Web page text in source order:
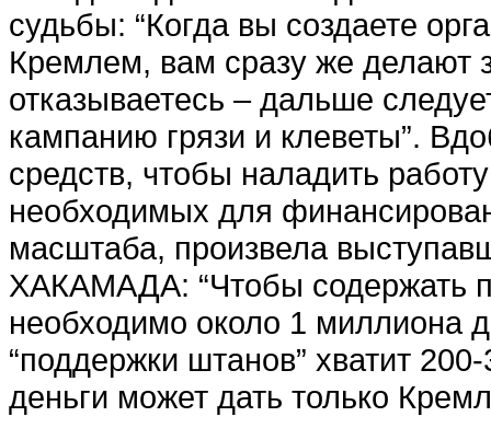
судьбы: “Когда вы создаете
Кремлем, вам сразу же делают
отказываетесь – дальше
кампанию грязи и клеветы”.
средств, чтобы наладить
необходимых для
масштаба, произвела
ХАКАМАДА: “Чтобы содержать
необходимо около 1 миллиона
“поддержки штанов” хватит
деньги может дать только